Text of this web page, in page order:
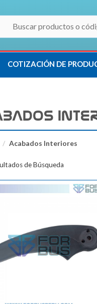
COTIZACIÓN DE
Acabados Interiores
de Búsqueda